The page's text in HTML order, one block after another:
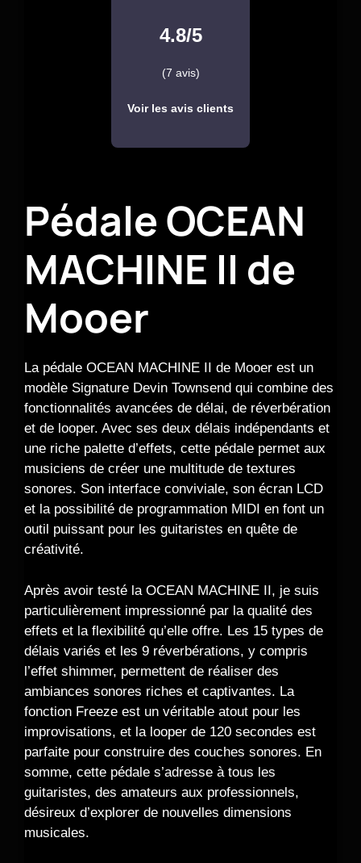
4.8/5
(7 avis)
Voir les avis clients
Pédale OCEAN
MACHINE II de
Mooer
La pédale OCEAN MACHINE II de Mooer est un
modèle Signature Devin Townsend qui combine des
fonctionnalités avancées de délai, de réverbération
et de looper. Avec ses deux délais indépendants et
une riche palette d’effets, cette pédale permet aux
musiciens de créer une multitude de textures
sonores. Son interface conviviale, son écran LCD
et la possibilité de programmation MIDI en font un
outil puissant pour les guitaristes en quête de
créativité.
Après avoir testé la OCEAN MACHINE II, je suis
particulièrement impressionné par la qualité des
effets et la flexibilité qu’elle offre. Les 15 types de
délais variés et les 9 réverbérations, y compris
l’effet shimmer, permettent de réaliser des
ambiances sonores riches et captivantes. La
fonction Freeze est un véritable atout pour les
improvisations, et la looper de 120 secondes est
parfaite pour construire des couches sonores. En
somme, cette pédale s’adresse à tous les
guitaristes, des amateurs aux professionnels,
désireux d’explorer de nouvelles dimensions
musicales.